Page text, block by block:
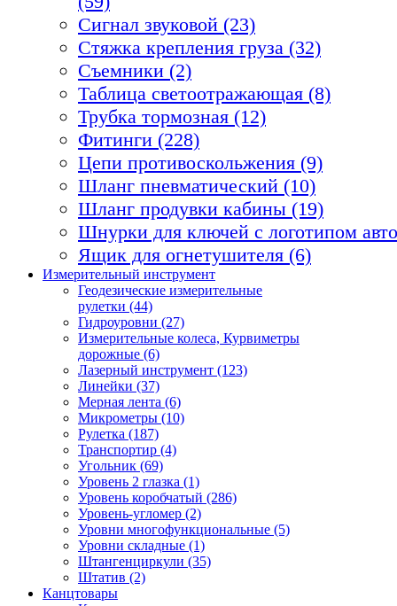
Сигнал звуковой (23)
Стяжка крепления груза (32)
Съемники (2)
Таблица светоотражающая (8)
Трубка тормозная (12)
Фитинги (228)
Цепи противоскольжения (9)
Шланг пневматический (10)
Шланг продувки кабины (19)
Шнурки для ключей с логотипом
Ящик для огнетушителя (6)
Измерительный инструмент
Геодезические измерительные
рулетки (44)
Гидроуровни (27)
Измерительные колеса, Курвиметры
дорожные (6)
Лазерный инструмент (123)
Линейки (37)
Мерная лента (6)
Микрометры (10)
Рулетка (187)
Транспортир (4)
Угольник (69)
Уровень 2 глазка (1)
Уровень коробчатый (286)
Уровень-угломер (2)
Уровни многофункциональные (5)
Уровни складные (1)
Штангенциркули (35)
Штатив (2)
Канцтовары